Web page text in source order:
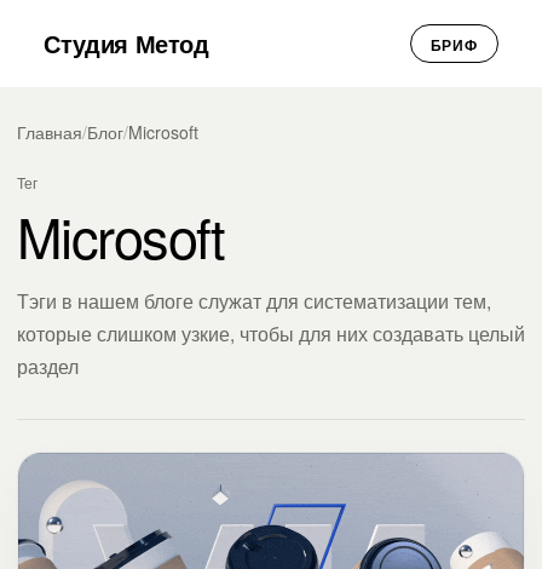
Студия Метод БРИФ
Главная/Блог/Microsoft
Тег
Microsoft
Тэги в нашем блоге служат для систематизации тем,
которые слишком узкие, чтобы для них создавать целый
раздел